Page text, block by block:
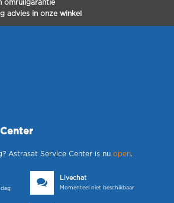
omruilgarantie
advies in onze winkel
Astrasat Service Center is nu open.
Livechat
Momenteel niet beschikbaar